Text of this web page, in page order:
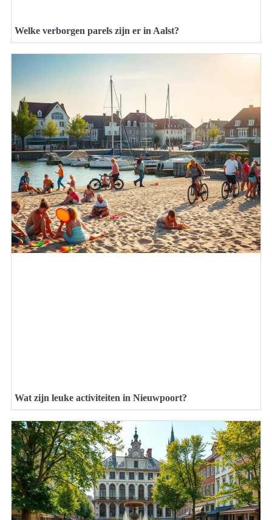
Welke verborgen parels zijn er in Aalst?
Wat zijn leuke activiteiten in Nieuwpoort?